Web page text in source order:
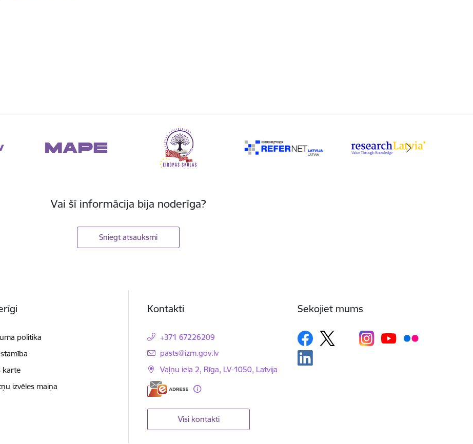
Vai šī informācija bija noderīga?
Sniegt atsauksmi
politika
karte
izvēles maiņa
Kontakti
+371 67226209
E-pasts:
pasts@izm.gov.lv
Vaļņu iela 2, Rīga, LV-1050, Latvija
Visi kontakti
Sekojiet mums